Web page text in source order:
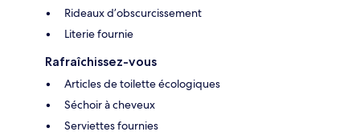
Rideaux d’obscurcissement
Literie fournie
Rafraîchissez-vous
Articles de toilette écologiques
Séchoir à cheveux
Serviettes fournies